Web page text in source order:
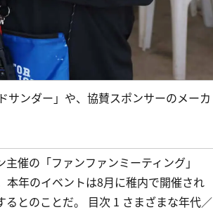
サンダー」や、協賛スポンサーのメーカ
催の「ファンファンミーティング」
年のイベントは8月に稚内で開催され
とのことだ。 目次 1 さまざまな年代／